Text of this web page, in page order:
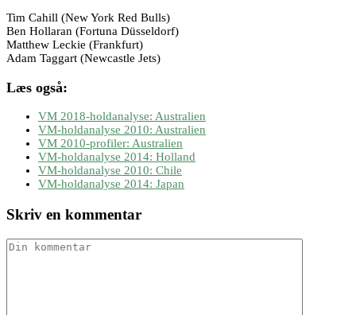
Tim Cahill (New York Red Bulls)
Ben Hollaran (Fortuna Düsseldorf)
Matthew Leckie (Frankfurt)
Adam Taggart (Newcastle Jets)
Læs også:
VM 2018-holdanalyse: Australien
VM-holdanalyse 2010: Australien
VM 2010-profiler: Australien
VM-holdanalyse 2014: Holland
VM-holdanalyse 2010: Chile
VM-holdanalyse 2014: Japan
Skriv en kommentar